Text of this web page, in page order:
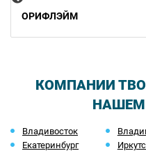
ОРИФЛЭЙМ
КОМПАНИИ
НАШЕМ
Владивосток
Екатеринбург